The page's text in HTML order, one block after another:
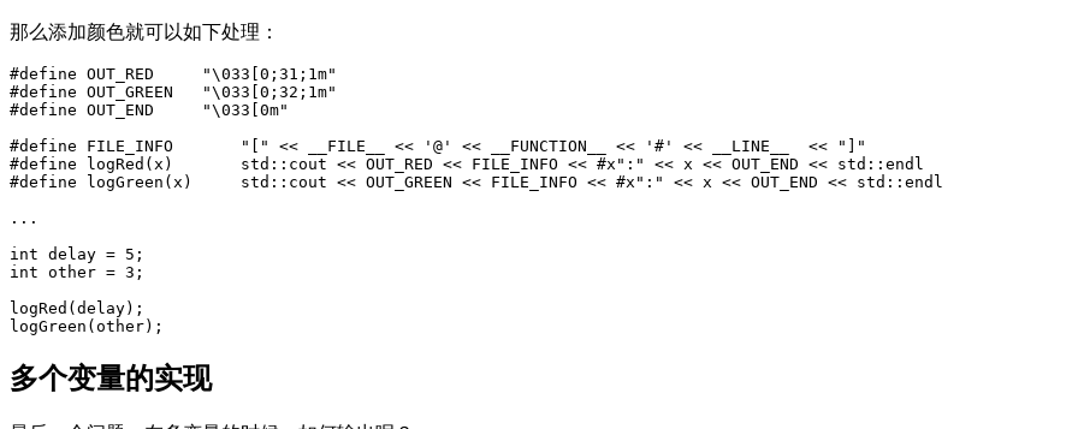
那么添加颜色就可以如下处理：
#define OUT_RED     "\033[0;31;1m"
#define OUT_GREEN   "\033[0;32;1m"
#define FILE_INFO       "[" << __FILE__ << '@' << __FUNCTION__ << '#' << __LINE__  << "]"
#define logRed(x)       std::cout << OUT_RED << FILE_INFO << #x":" << x << OUT_END << std::endl
...
int delay = 5 ;
int other = 3 ;
logRed ( delay);
logGreen ( other);
多个变量的实现